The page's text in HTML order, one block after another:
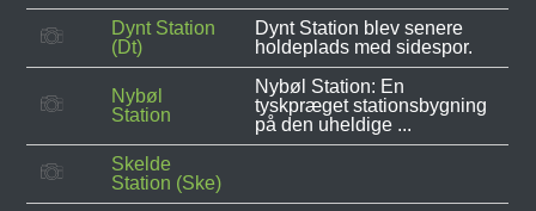
Dynt Station
(Dt)
Dynt Station blev senere
holdeplads med sidespor.
Nybøl
Station
Nybøl Station: En
tyskpræget stationsbygning
på den uheldige ...
Skelde
Station (Ske)